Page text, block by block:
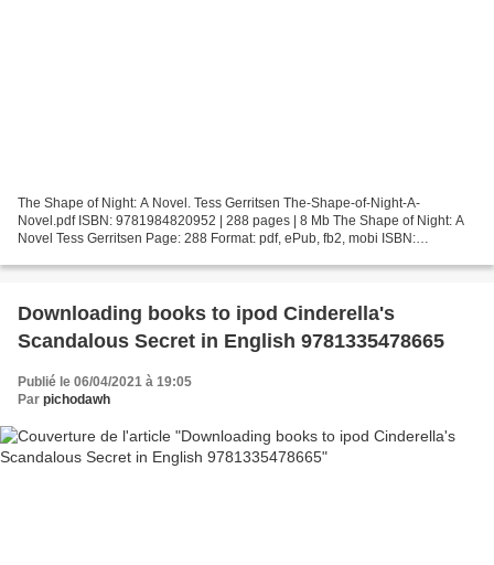
The Shape of Night: A Novel. Tess Gerritsen The-Shape-of-Night-A-
Novel.pdf ISBN: 9781984820952 | 288 pages | 8 Mb The Shape of Night: A
Novel Tess Gerritsen Page: 288 Format: pdf, ePub, fb2, mobi ISBN:
Downloading books to ipod Cinderella's
Scandalous Secret in English 9781335478665
Publié le 06/04/2021 à 19:05
Par pichodawh